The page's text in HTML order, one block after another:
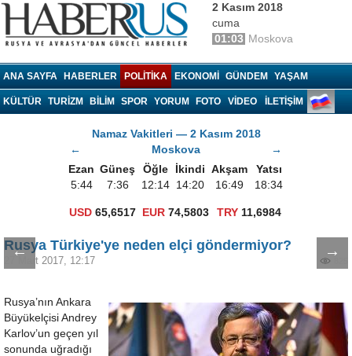
2 Kasım 2018
cuma
01:03 Moskova
ANA SAYFA HABERLER POLITIKA EKONOMI GÜNDEM YAŞAM
KÜLTÜR TURIZM BILIM SPOR YORUM FOTO VIDEO İLETİŞİM
Namaz Vakitleri — 2 Kasım 2018
←
Moskova
→
Ezan Güneş Öğle İkindi Akşam
Yatsı
5:44
7:36 12:14 14:20 16:49 18:34
USD 65,6517 EUR 74,5803 TRY 11,6984
← →
Rusya Türkiye'ye neden elçi göndermiyor?
27 Mart 2017, 12:17
Rusya’nın Ankara
Büyükelçisi Andrey
Karlov’un geçen yıl
sonunda uğradığı